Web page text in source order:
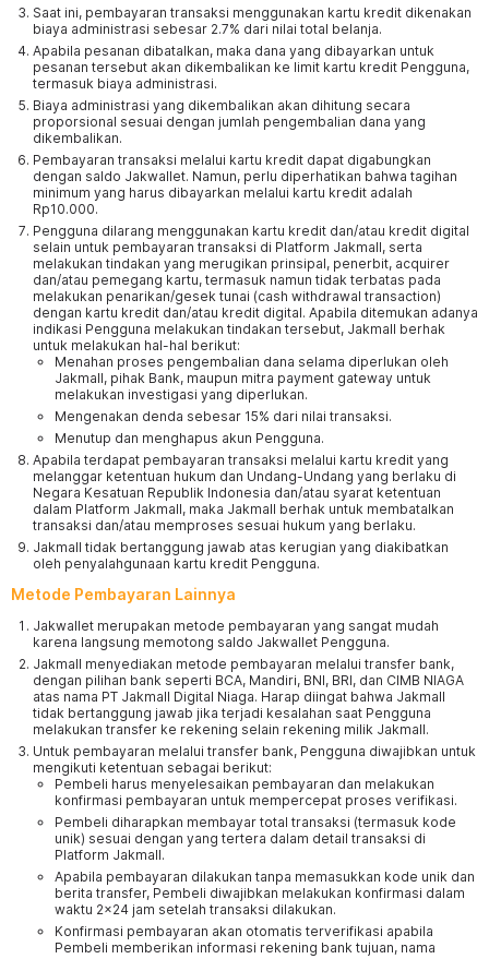
Saat ini, pembayaran transaksi menggunakan kartu kredit dikenakan
biaya administrasi sebesar 2.7% dari nilai total belanja.
Apabila pesanan dibatalkan, maka dana yang dibayarkan untuk
pesanan tersebut akan dikembalikan ke limit kartu kredit Pengguna,
termasuk biaya administrasi.
Biaya administrasi yang dikembalikan akan dihitung secara
proporsional sesuai dengan jumlah pengembalian dana yang
dikembalikan.
Pembayaran transaksi melalui kartu kredit dapat digabungkan
dengan saldo Jakwallet. Namun, perlu diperhatikan bahwa tagihan
minimum yang harus dibayarkan melalui kartu kredit adalah
Rp10.000.
Pengguna dilarang menggunakan kartu kredit dan/atau kredit digital
selain untuk pembayaran transaksi di Platform Jakmall, serta
melakukan tindakan yang merugikan prinsipal, penerbit, acquirer
dan/atau pemegang kartu, termasuk namun tidak terbatas pada
melakukan penarikan/gesek tunai (cash withdrawal transaction)
dengan kartu kredit dan/atau kredit digital. Apabila ditemukan adanya
indikasi Pengguna melakukan tindakan tersebut, Jakmall berhak
untuk melakukan hal-hal berikut:
Menahan proses pengembalian dana selama diperlukan oleh
Jakmall, pihak Bank, maupun mitra payment gateway untuk
melakukan investigasi yang diperlukan.
Mengenakan denda sebesar 15% dari nilai transaksi.
Menutup dan menghapus akun Pengguna.
Apabila terdapat pembayaran transaksi melalui kartu kredit yang
melanggar ketentuan hukum dan Undang-Undang yang berlaku di
Negara Kesatuan Republik Indonesia dan/atau syarat ketentuan
dalam Platform Jakmall, maka Jakmall berhak untuk membatalkan
transaksi dan/atau memproses sesuai hukum yang berlaku.
Jakmall tidak bertanggung jawab atas kerugian yang diakibatkan
oleh penyalahgunaan kartu kredit Pengguna.
Metode Pembayaran Lainnya
Jakwallet merupakan metode pembayaran yang sangat mudah
karena langsung memotong saldo Jakwallet Pengguna.
Jakmall menyediakan metode pembayaran melalui transfer bank,
dengan pilihan bank seperti BCA, Mandiri, BNI, BRI, dan CIMB NIAGA
atas nama PT Jakmall Digital Niaga. Harap diingat bahwa Jakmall
tidak bertanggung jawab jika terjadi kesalahan saat Pengguna
melakukan transfer ke rekening selain rekening milik Jakmall.
Untuk pembayaran melalui transfer bank, Pengguna diwajibkan untuk
mengikuti ketentuan sebagai berikut:
Pembeli harus menyelesaikan pembayaran dan melakukan
konfirmasi pembayaran untuk mempercepat proses verifikasi.
Pembeli diharapkan membayar total transaksi (termasuk kode
unik) sesuai dengan yang tertera dalam detail transaksi di
Platform Jakmall.
Apabila pembayaran dilakukan tanpa memasukkan kode unik dan
berita transfer, Pembeli diwajibkan melakukan konfirmasi dalam
waktu 2x24 jam setelah transaksi dilakukan.
Konfirmasi pembayaran akan otomatis terverifikasi apabila
Pembeli memberikan informasi rekening bank tujuan, nama